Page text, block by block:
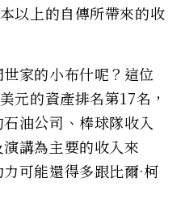
以上的自傳所帶來的收
家的小布什呢？這位
元的資產排名第17名，
油公司、棒球隊收入
講為主要的收入來
可能還得多跟比爾·柯